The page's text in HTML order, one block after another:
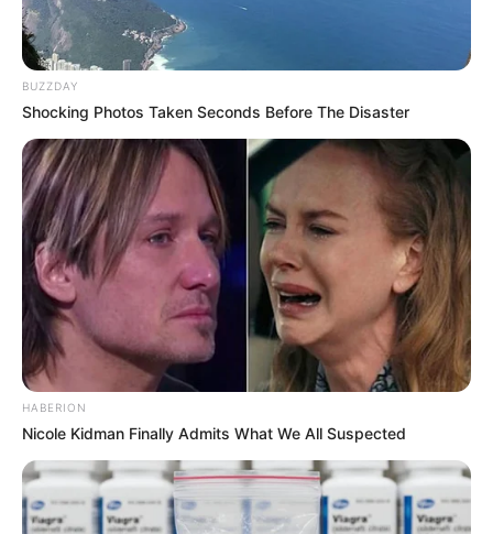
diabetes, asma, rinite, osteoporose, glaucoma e doença de
Parkinson
Também estão disponíveis
absorventes higiênicos em unidades credenciadas.
✳️WhatsApp: Grupo de Lideranças dos ACS/ACE
BUZZDAY
Shocking Photos Taken Seconds Before The Disaster
HABERION
Nicole Kidman Finally Admits What We All Suspected